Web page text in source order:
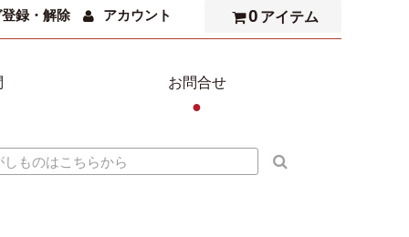
録・解除 アカウント 0 アイテム
お問合せ
●